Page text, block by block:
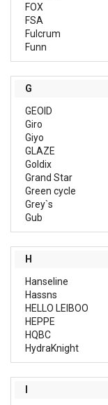
FOX
FSA
Fulcrum
Funn
G
GEOID
Giro
Giyo
GLAZE
Goldix
Grand Star
Green cycle
Grey`s
Gub
H
Hanseline
Hassns
HELLO LEIBOO
HEPPE
HQBC
HydraKnight
I